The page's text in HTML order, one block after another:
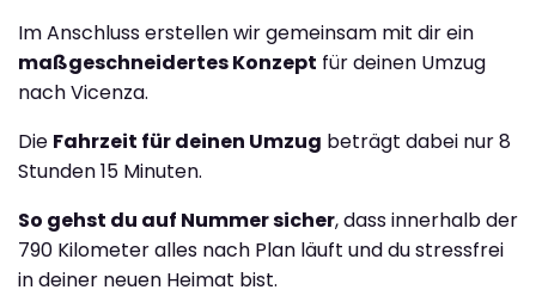
Im Anschluss erstellen wir gemeinsam mit dir ein
maßgeschneidertes Konzept für deinen Umzug
nach Vicenza.
Die Fahrzeit für deinen Umzug beträgt dabei nur 8
Stunden 15 Minuten.
So gehst du auf Nummer sicher, dass innerhalb der
790 Kilometer alles nach Plan läuft und du stressfrei
in deiner neuen Heimat bist.